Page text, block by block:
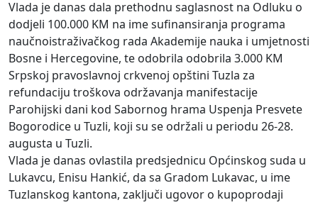
Vlada je danas dala prethodnu saglasnost na Odluku o
dodjeli 100.000 KM na ime sufinansiranja programa
naučnoistraživačkog rada Akademije nauka i umjetnosti
Bosne i Hercegovine, te odobrila odobrila 3.000 KM
Srpskoj pravoslavnoj crkvenoj opštini Tuzla za
refundaciju troškova održavanja manifestacije
Parohijski dani kod Sabornog hrama Uspenja Presvete
Bogorodice u Tuzli, koji su se održali u periodu 26-28.
augusta u Tuzli.
Vlada je danas ovlastila predsjednicu Općinskog suda u
Lukavcu, Enisu Hankić, da sa Gradom Lukavac, u ime
Tuzlanskog kantona, zaključi ugovor o kupoprodaji